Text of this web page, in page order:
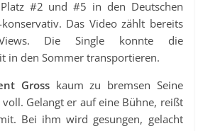
#2 und #5 in den Deutschen
Das Video zählt bereits
Die Single konnte die
in den Sommer transportieren.
Gross kaum zu bremsen Seine
Gelangt er auf eine Bühne, reißt
Bei ihm wird gesungen, gelacht